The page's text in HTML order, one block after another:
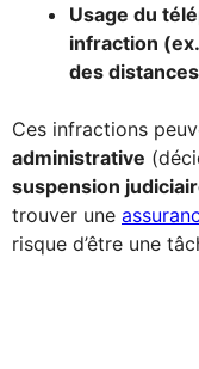
Usage du
infraction
des
Ces infractions
administrative
suspension
trouver une
risque d’être une